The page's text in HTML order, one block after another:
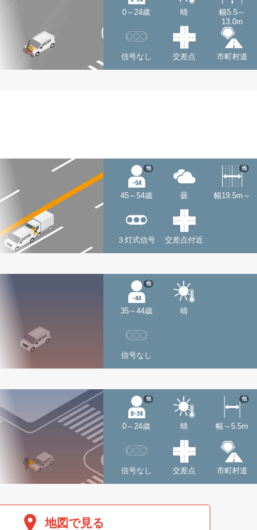
0～24歳 晴
幅5.5～
13.0m
信号なし 交差点 市町村道
45～54歳
他
曇 幅19.5m～
他
３灯式信号 交差点付近
35～44歳
他
晴
信号なし
0～24歳
他
晴 幅～5.5m
他
信号なし 交差点 市町村道
地図で見る